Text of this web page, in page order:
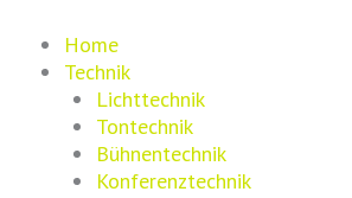
Home
Technik
Lichttechnik
Tontechnik
Bühnentechnik
Konferenztechnik